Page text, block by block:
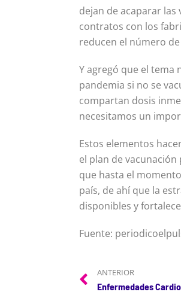
dejan de acaparar
contratos con los
reducen el número
Y agregó que el tema
pandemia si no se
compartan dosis
necesitamos un
Estos elementos
el plan de
que hasta el
país, de ahí que la
disponibles y
Fuente:
ANTERIOR